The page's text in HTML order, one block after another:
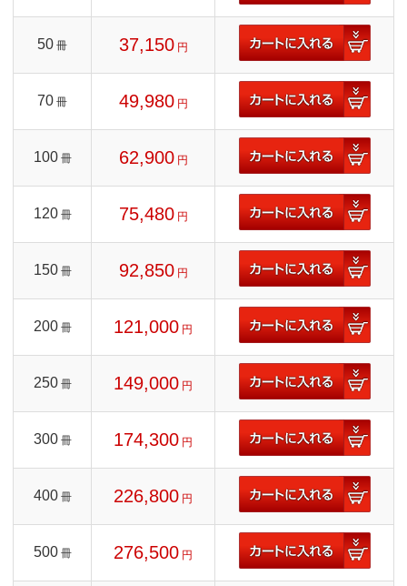
50 冊 37,150 円
70 冊 49,980 円
100 冊 62,900 円
120 冊 75,480 円
150 冊 92,850 円
200 冊 121,000 円
250 冊 149,000 円
300 冊 174,300 円
400 冊 226,800 円
500 冊 276,500 円